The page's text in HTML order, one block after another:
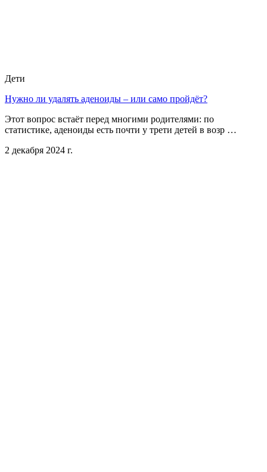
Дети
Нужно ли удалять аденоиды – или само пройдёт?
Этот вопрос встаёт перед многими родителями: по
статистике, аденоиды есть почти у трети детей в возр …
2 декабря 2024 г.